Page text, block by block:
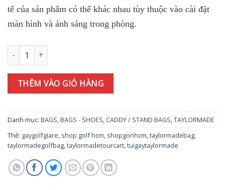
tế của sản phẩm có thể khác nhau tùy thuộc vào cài đặt
màn hình và ánh sáng trong phòng.
Túi gậy TAYLORMADE Circle T Light Caddy Bag 2024 (U26486-
THÊM VÀO GIỎ HÀNG
Danh mục: BAGS,BAGS - SHOES, CADDY / STAND BAGS,TAYLORMADE
Thẻ: gaygolfgiare, shop golf hcm, shopgonhcm,taylormadebag,
taylormadegolfbag,taylormadetourcart,tuigaytaylormade